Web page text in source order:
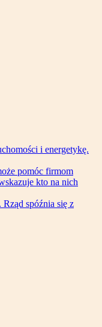
i energetykę.
pomóc firmom
kto na nich
spóźnia się z